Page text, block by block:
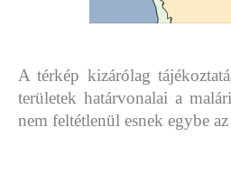
A térkép kizárólag
területek határvonalai a
nem feltétlenül esnek egybe